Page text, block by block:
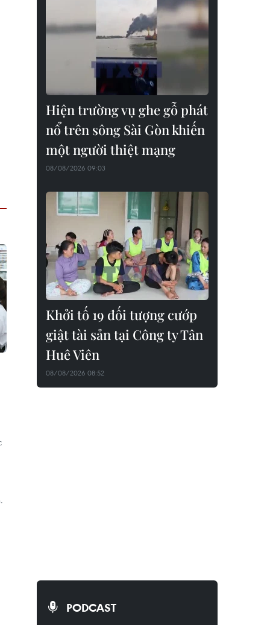
Hiện trường vụ ghe gỗ phát
nổ trên sông Sài Gòn khiến
một người thiệt mạng
08/08/2026 09:03
Khởi tố 19 đối tượng cướp
giật tài sản tại Công ty Tân
Huê Viên
08/08/2026 08:52
PODCAST